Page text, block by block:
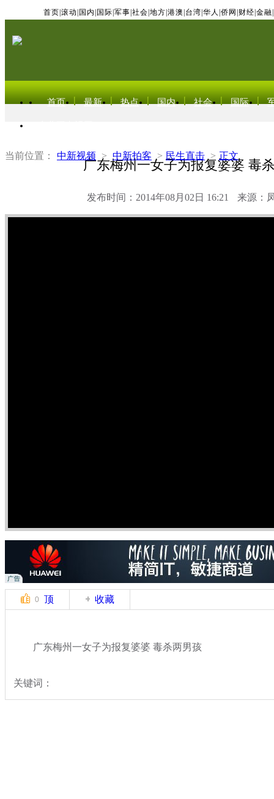
首页 滚动 国内 国际 军事 社会 地方 港澳 台湾 华人 侨网 财经 金融
首页 最新 热点 国内 社会 国际
当前位置： 中新视频 > 中新拍客 > 民生直击 > 正文
广东梅州一女子为报复婆婆 毒
发布时间：2014年08月02日 16:21 来源：
0 顶 收藏
广东梅州一女子为报复婆婆 毒杀两男孩
关键词：